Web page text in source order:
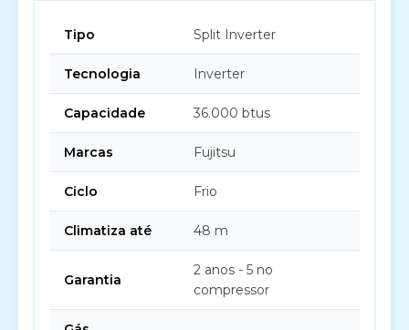
Tipo Split Inverter
Tecnologia Inverter
Capacidade 36.000 btus
Marcas Fujitsu
Ciclo Frio
Climatiza até 48 m
Garantia
2 anos - 5 no
compressor